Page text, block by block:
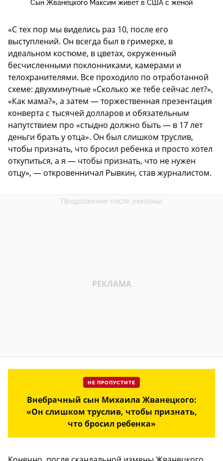
Сын Жванецкого Максим живет в США с женой
«С тех пор мы виделись раз 10, после его
выступлений. Он всегда был в гримерке, в
идеальном костюме, в цветах, окруженный
бесчисленными поклонниками, камерами и
телохранителями. Все проходило по отработанной
схеме: двухминутные «Сколько же тебе сейчас лет?»,
«Как мама?», а затем — торжественная презентация
конверта с тысячей долларов и обязательным
напутствием про «стыдно должно быть — в 17 лет
деньги брать у отца». Он был слишком труслив,
чтобы признать, что бросил ребенка и просто хотел
откупиться, а я — чтобы признать, что не нужен
отцу», — откровенничал Рывкин, став журналистом.
НЕ ПРОПУСТИТЕ
Внебрачный сын Михаила Жванецкого:
«Он слишком труслив, чтобы признать,
что бросил ребенка»